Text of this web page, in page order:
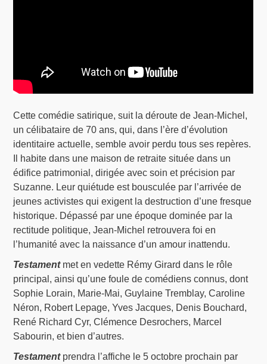
Cette comédie satirique, suit la déroute de Jean-Michel,
un célibataire de 70 ans, qui, dans l’ère d’évolution
identitaire actuelle, semble avoir perdu tous ses repères.
Il habite dans une maison de retraite située dans un
édifice patrimonial, dirigée avec soin et précision par
Suzanne. Leur quiétude est bousculée par l’arrivée de
jeunes activistes qui exigent la destruction d’une fresque
historique. Dépassé par une époque dominée par la
rectitude politique, Jean-Michel retrouvera foi en
l’humanité avec la naissance d’un amour inattendu.
Testamentmet en vedette Rémy Girard dans le rôle
principal, ainsi qu’une foule de comédiens connus, dont
Sophie Lorain, Marie-Mai, Guylaine Tremblay, Caroline
Néron, Robert Lepage, Yves Jacques, Denis Bouchard,
René Richard Cyr, Clémence Desrochers, Marcel
Sabourin, et bien d’autres.
Testamentprendra l’affiche le 5 octobre prochain par